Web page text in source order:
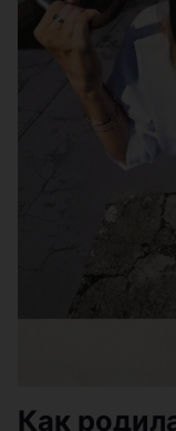
Как